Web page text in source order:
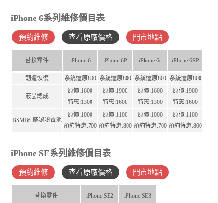
iPhone 6系列維修價目表
預約維修 查看原廠價格 門市地點
替換零件 iPhone 6 iPhone 6P iPhone 6s iPhone 6SP
韌體恢復 系統還原800 系統還原800 系統還原800 系統還原800
液晶總成
原價:1600
特惠:1300
原價:1900
特惠:1600
原價:1600
特惠:1300
原價:1900
特惠:1600
BSMI副廠認證電池
原價:1000
預約特惠:700
原價:1100
預約特惠:800
原價:1000
預約特惠:700
原價:1100
預約特惠:800
iPhone SE系列維修價目表
預約維修 查看原廠價格 門市地點
替換零件 iPhone SE2 iPhone SE3